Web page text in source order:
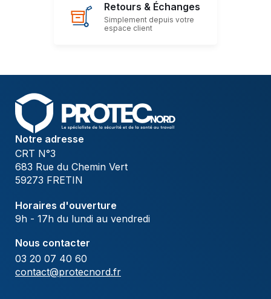
Retours & Échanges
Simplement depuis votre
espace client
Notre adresse
CRT N°3
683 Rue du Chemin Vert
59273 FRETIN
Horaires d'ouverture
9h - 17h du lundi au vendredi
Nous contacter
03 20 07 40 60
contact@protecnord.fr